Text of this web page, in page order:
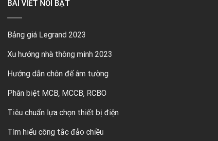
BÀI VIẾT NỔI BẬT
Bảng giá Legrand 2023
Xu hướng nhà thông minh 2023
Hướng dẫn chôn đế âm tường
Phân biệt MCB, MCCB, RCBO
Tiêu chuẩn lựa chọn thiết bị điện
Tìm hiểu công tắc đảo chiều